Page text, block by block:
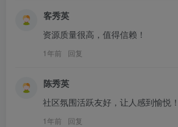
客秀英
资源质量很高，值得信赖！
1年前 回复
陈秀英
社区氛围活跃友好，让人感到愉悦！
1年前 回复